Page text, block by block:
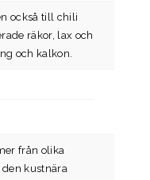
också till chili
räkor, lax och
och kalkon.
från olika
kustnära